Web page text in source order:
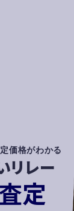
価格がわかる
リレー
定